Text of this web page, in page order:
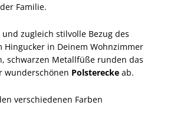
Familie.
zugleich stilvolle Bezug des
Hingucker in Deinem Wohnzimmer
schwarzen Metallfüße runden das
wunderschönen Polsterecke ab.
verschiedenen Farben